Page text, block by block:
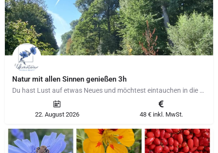
Natur mit allen Sinnen genießen 3h
Du hast Lust auf etwas Neues und möchtest eintauchen in die kleinen Abenteuer vor deiner Haustür in der…
22. August 2026 48 € inkl. MwSt.